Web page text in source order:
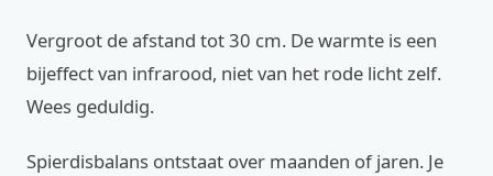
Vergroot de afstand tot 30 cm. De warmte is een
bijeffect van infrarood, niet van het rode licht zelf.
Wees geduldig.
Spierdisbalans ontstaat over maanden of jaren. Je